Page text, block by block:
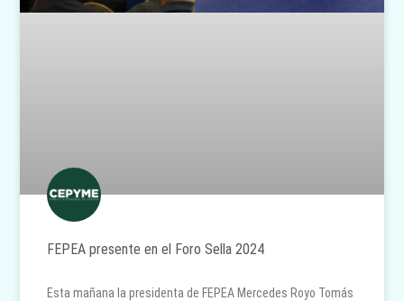
FEPEA presente en el Foro Sella 2024
Esta mañana la presidenta de FEPEA Mercedes Royo Tomás